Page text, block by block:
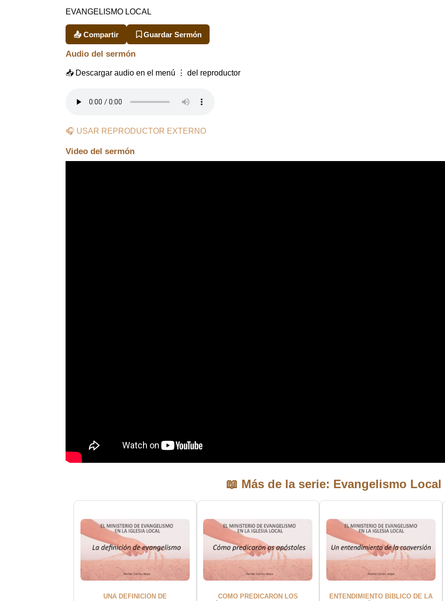
EVANGELISMO LOCAL
📤 Compartir Guardar Sermón
Audio del sermón
📥 Descargar audio en el menú ⋮ del reproductor
🎧 USAR REPRODUCTOR EXTERNO
Video del sermón
📖 Más de la serie: Evangelismo Local
UNA DEFINICIÓN DE
COMO PREDICARON LOS
ENTENDIMIENTO BÍBLICO DE LA